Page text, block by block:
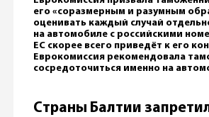
его «соразмерным и разумным
оценивать каждый случай
на автомобиле с российскими
ЕС скорее всего приведёт к его
Еврокомиссия рекомендовала
сосредоточиться именно на
Страны Балтии